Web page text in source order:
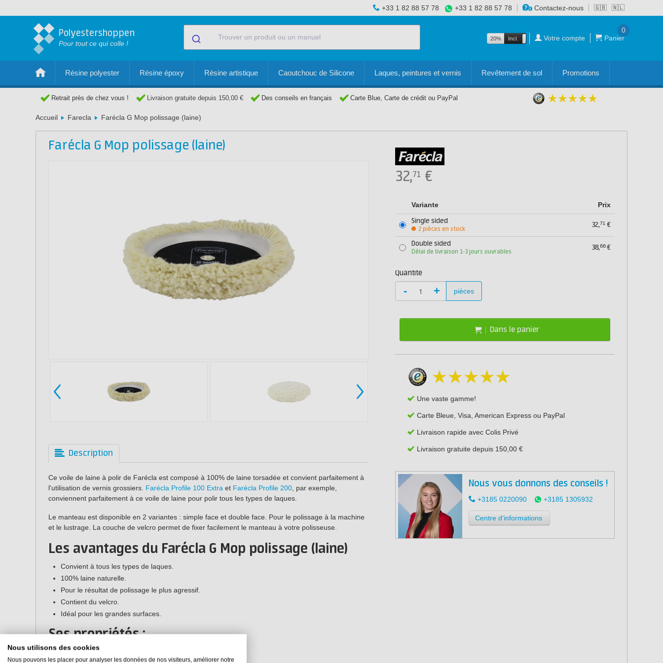
🇬🇧 🇳🇱
+33 1 82 88 57 78 +33 1 82 88 57 78 Contactez-nous
Polyestershoppen
Pour tout ce qui colle !
20% Incl. Excl. Votre compte Panier
0
Résine polyester Résine époxy Résine artistique Caoutchouc de Silicone Laques, peintures et vernis Revêtement de sol Promotions
Retrait près de chez vous ! Livraison gratuite depuis 150,00 € Des conseils en français Carte Blue, Carte de crédit ou PayPal
Accueil Farecla Farécla G Mop polissage (laine)
Farécla G Mop polissage (laine)
Description
Ce voile de laine à polir de Farécla est composé à 100% de laine torsadée et convient parfaitement à
l'utilisation de vernis grossiers. Farécla Profile 100 Extra et Farécla Profile 200 , par exemple,
conviennent parfaitement à ce voile de laine pour polir tous les types de laques.
Le manteau est disponible en 2 variantes : simple face et double face. Pour le polissage à la machine
et le lustrage. La couche de velcro permet de fixer facilement le manteau à votre polisseuse.
Les avantages du Farécla G Mop polissage (laine)
Convient à tous les types de laques.
100% laine naturelle.
Pour le résultat de polissage le plus agressif.
Contient du velcro.
Idéal pour les grandes surfaces.
Ses propriétés :
Marque :Farécla
32,71 €
Variante Prix
Single sided
2 pièces en stock
32,71 €
Double sided
Délai de livraison 1-3 jours ouvrables
38,66 €
Quantité
- + pièces
Dans le panier
Une vaste gamme!
Carte Bleue, Visa, American Express ou PayPal
Livraison rapide avec Colis Privé
Livraison gratuite depuis 150,00 €
Nous vous donnons des conseils !
+3185 0220090 +3185 1305932
Centre d'informations
Nous utilisons des cookies
Nous pouvons les placer pour analyser les données de nos visiteurs, améliorer notre